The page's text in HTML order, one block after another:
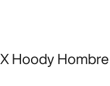
Hoody Hombre